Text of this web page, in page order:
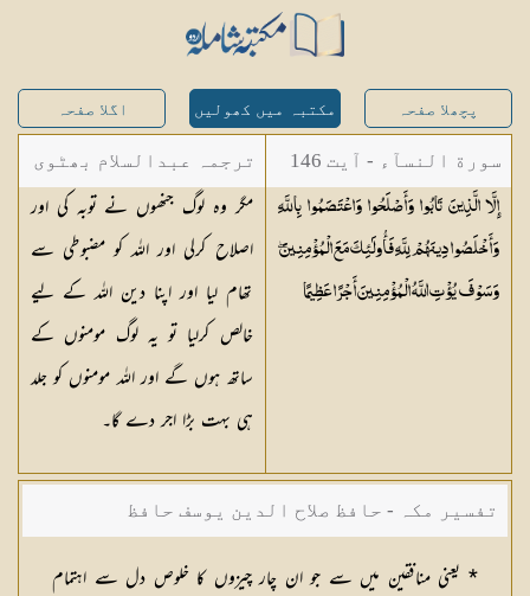
پچھلا صفحہ مکتبہ میں کھولیں اگلا صفحہ
سورة النسآء - آیت 146
إِلَّا الَّذِينَ تَابُوا وَأَصْلَحُوا وَاعْتَصَمُوا بِاللَّهِ
وَأَخْلَصُوا دِينَهُمْ لِلَّهِ فَأُولَٰئِكَ مَعَ الْمُؤْمِنِينَ ۖ
وَسَوْفَ يُؤْتِ اللَّهُ الْمُؤْمِنِينَ أَجْرًاعَظِيمًا
ترجمہ عبدالسلام بھٹوی
- عبدالسلام بن محمد
مگر وہ لوگ جنھوں نے توبہ کی اور
اصلاح کرلی اور اللہ کو مضبوطی سے
تھام لیا اور اپنا دین اللہ کے لیے
خالص کرلیا تو یہ لوگ مومنوں کے
ساتھ ہوں گے اور اللہ مومنوں کو جلد
ہی بہت بڑا اجر دے گا۔
تفسیر مکہ - حافظ صلاح الدین یوسف حافظ
* یعنی منافقین میں سے جو ان چار چیزوں کا خلوص دل سے اہتمام